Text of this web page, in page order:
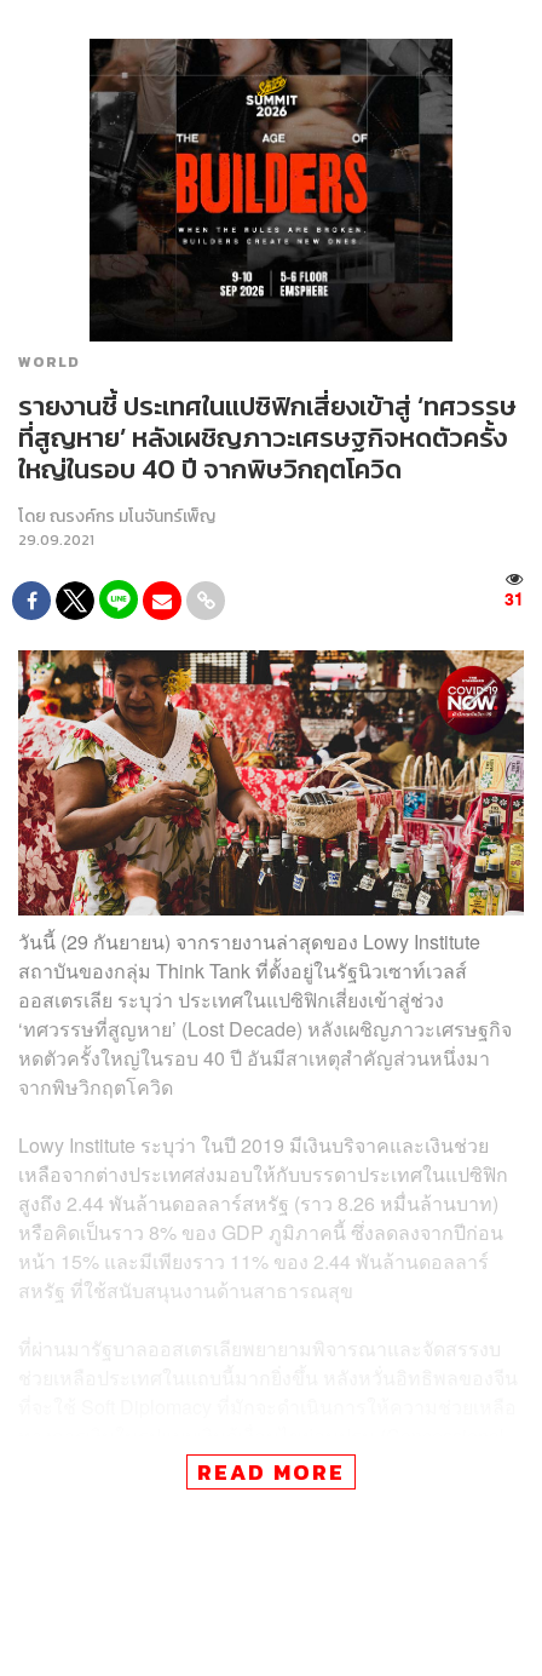
WORLD
รายงานชี้ ประเทศในแปซิฟิกเสี่ยงเข้าสู่ ‘ทศวรรษ
ที่สูญหาย’ หลังเผชิญภาวะเศรษฐกิจหดตัวครั้ง
ใหญ่ในรอบ 40 ปี จากพิษวิกฤตโควิด
โดยณรงค์กร มโนจันทร์เพ็ญ
29.09.2021
31
วันนี้ (29 กันยายน) จากรายงานล่าสุดของ Lowy Institute
สถาบันของกลุ่ม Think Tank ที่ตั้งอยู่ในรัฐนิวเซาท์เวลส์
ออสเตรเลีย ระบุว่า ประเทศในแปซิฟิกเสี่ยงเข้าสู่ช่วง
‘ทศวรรษที่สูญหาย’ (Lost Decade) หลังเผชิญภาวะเศรษฐกิจ
หดตัวครั้งใหญ่ในรอบ 40 ปี อันมีสาเหตุสำคัญส่วนหนึ่งมา
จากพิษวิกฤตโควิด
Lowy Institute ระบุว่า ในปี 2019 มีเงินบริจาคและเงินช่วย
เหลือจากต่างประเทศส่งมอบให้กับบรรดาประเทศในแปซิฟิก
สูงถึง 2.44 พันล้านดอลลาร์สหรัฐ (ราว 8.26 หมื่นล้านบาท)
หรือคิดเป็นราว 8% ของ GDP ภูมิภาคนี้ ซึ่งลดลงจากปีก่อน
หน้า 15% และมีเพียงราว 11% ของ 2.44 พันล้านดอลลาร์
สหรัฐ ที่ใช้สนับสนุนงานด้านสาธารณสุข
ที่ผ่านมารัฐบาลออสเตรเลียพยายามพิจารณาและจัดสรรงบ
Loan) ผ่านโครงการสร้างโครงสร้างพื้นฐานต่างๆ ซึ่งจะส่ง
ผลกระทบต่อความสัมพันธ์และอิทธิพลของออสเตรเลียที่มี
READ MORE